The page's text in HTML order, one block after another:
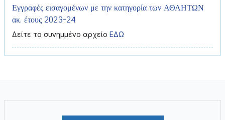
Εγγραφές εισαγομένων με την κατηγορία των ΑΘΛΗΤΩΝ
ακ. έτους 2023-24
Δείτε το συνημμένο αρχείο ΕΔΩ